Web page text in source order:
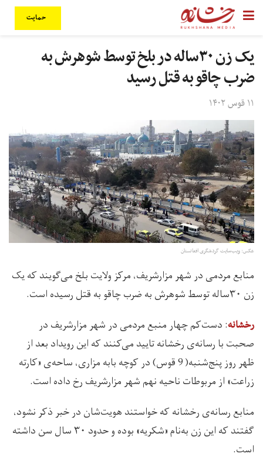
حمایت
یک زن ۳۰ساله در بلخ توسط شوهرش به
ضرب چاقو به قتل رسید
۱۱ قوس ۱۴۰۲
عکس: ویب‌سایت گردشگری افغانستان
منابع مردمی در شهر مزارشریف، مرکز ولایت بلخ می‌گویند که یک
زن ۳۰ساله توسط شوهرش به ضرب چاقو به قتل رسیده است.
رخشانه: دست‌کم چهار منبع مردمی در شهر مزارشریف در
صحبت با رسانه‌ی رخشانه تایید می‌کنند که این رویداد بعد از
ظهر روز پنج‌شنبه( 9 قوس) در کوچه بابه مزاری، ساحه‌ی «کارته
زراعت» از مربوطات ناحیه نهم شهر مزارشریف رخ داده است.
منابع رسانه‌ی رخشانه که خواستند هویت‌شان در خبر ذکر نشود،
گفتند که این زن به‌نام «شکریه» بوده و حدود ۳۰ سال سن داشته
است.